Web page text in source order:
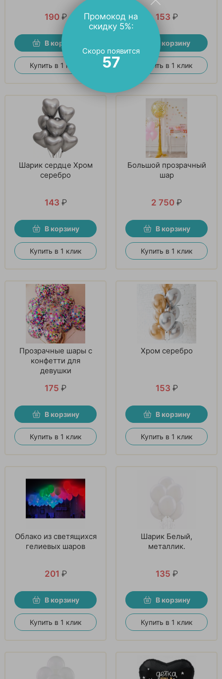
190 ₽
В корзину
Купить в 1 клик
153 ₽
В корзину
Купить в 1 клик
Шарик сердце Хром
серебро
143 ₽
В корзину
Купить в 1 клик
Большой прозрачный
шар
2 750 ₽
В корзину
Купить в 1 клик
Прозрачные шары с
конфетти для
девушки
175 ₽
В корзину
Купить в 1 клик
Хром серебро
153 ₽
В корзину
Купить в 1 клик
Облако из светящихся
гелиевых шаров
201 ₽
В корзину
Купить в 1 клик
Шарик Белый,
металлик.
135 ₽
В корзину
Купить в 1 клик
Промокод на
скидку 5%:
Скоро появится
56